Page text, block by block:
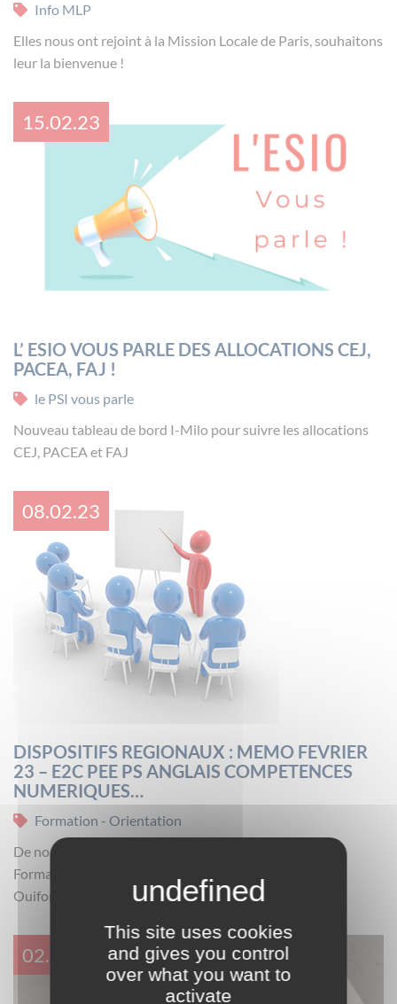
Info MLP
Elles nous ont rejoint à la Mission Locale de Paris, souhaitons
leur la bienvenue !
15.02.23
L’ ESIO VOUS PARLE DES ALLOCATIONS CEJ,
PACEA, FAJ !
le PSI vous parle
Nouveau tableau de bord I-Milo pour suivre les allocations
CEJ, PACEA et FAJ
08.02.23
DISPOSITIFS REGIONAUX : MEMO FEVRIER
23 – E2C PEE PS ANGLAIS COMPETENCES
NUMERIQUES…
Formation - Orientation
De nombreuses places sont accessibles via le Mémo
Formation Dispositifs Régionaux Février 2023 : Liens
Ouiform, dates de réunions d'information collectives.
02.02.23
This site uses cookies
and gives you control
over what you want to
activate